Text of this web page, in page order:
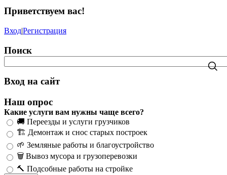
Приветствуем вас!
Вход|Регистрация
Поиск
Вход на сайт
Наш опрос
Какие услуги вам нужны чаще всего?
🚚 Переезды и услуги грузчиков
🏗️ Демонтаж и снос старых построек
🌱 Земляные работы и благоустройство
🗑️ Вывоз мусора и грузоперевозки
🔨 Подсобные работы на стройке